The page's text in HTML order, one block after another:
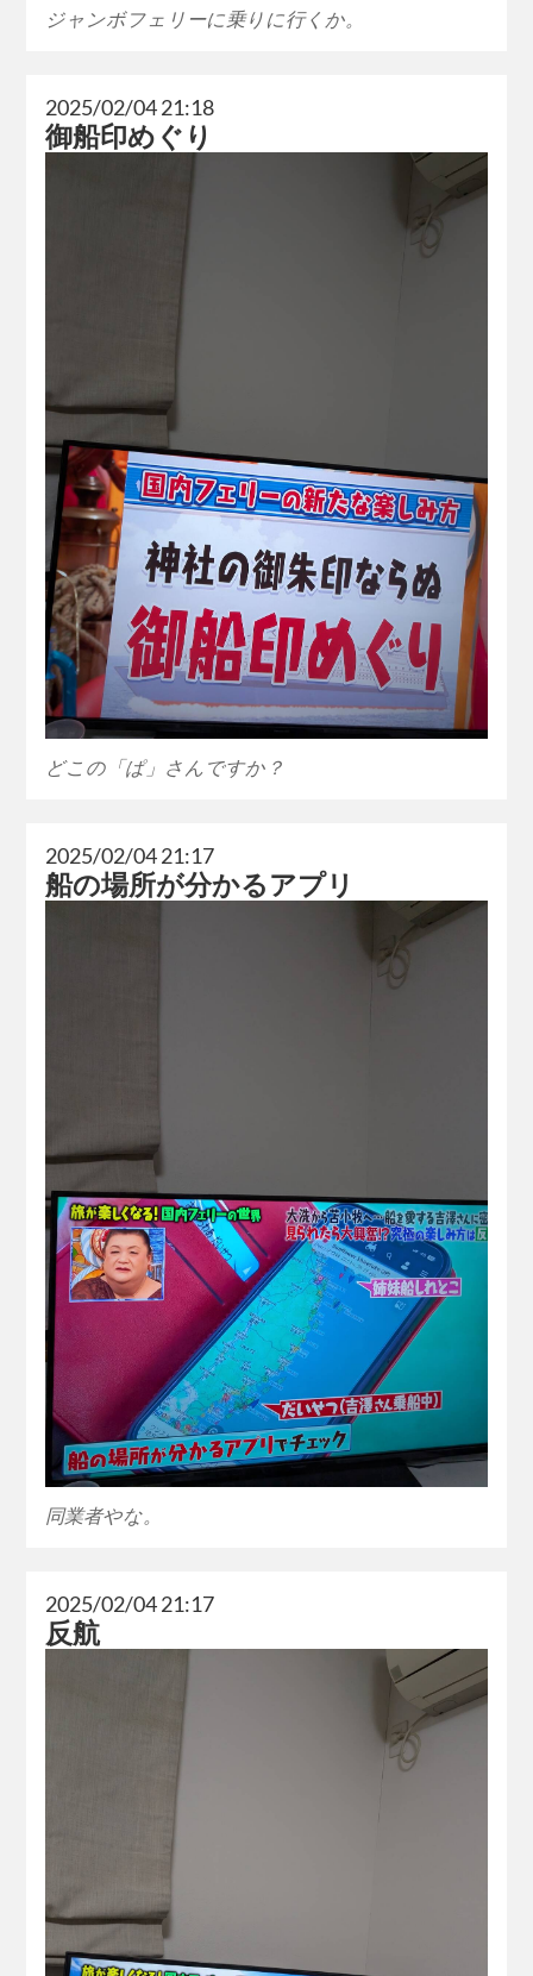
ジャンボフェリーに乗りに行くか。
2025/02/04 21:18
御船印めぐり
どこの「ぱ」さんですか？
2025/02/04 21:17
船の場所が分かるアプリ
同業者やな。
2025/02/04 21:17
反航